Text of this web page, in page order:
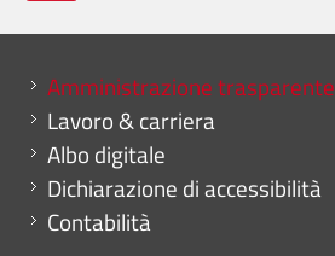
Mini menu di servizio
Amministrazione trasparente
Lavoro & carriera
Albo digitale
Dichiarazione di accessibilità
Contabilità